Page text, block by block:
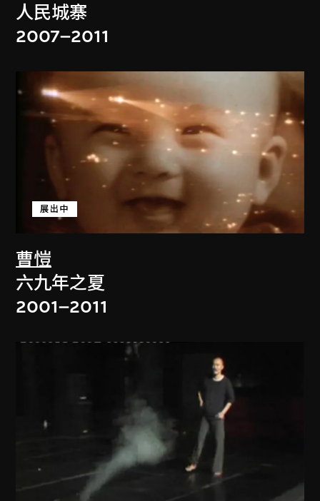
人民城寨
2007–2011
曹愷
展出中
六九年之夏
2001–2011